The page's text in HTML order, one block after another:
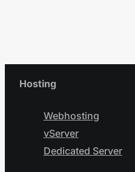
Hosting
Webhosting
vServer
Dedicated Server